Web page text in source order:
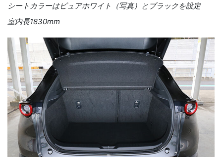
シートカラーはピュアホワイト（写真）とブラックを設定
室内長1830mm